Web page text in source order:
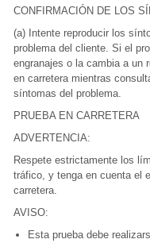
CONFIRMACIÓN DE LOS
(a) Intente reproducir los
problema del cliente. Si el
engranajes o la cambia a un
en carretera mientras
síntomas del problema.
PRUEBA EN CARRETERA
ADVERTENCIA:
Respete estrictamente los
tráfico, y tenga en cuenta el
carretera.
AVISO:
Esta prueba debe